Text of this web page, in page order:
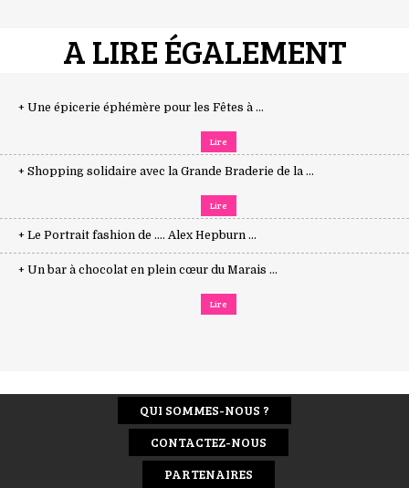
A LIRE ÉGALEMENT
+ Une épicerie éphémère pour les Fêtes à ...
Lire
+ Shopping solidaire avec la Grande Braderie de la ...
Lire
+ Le Portrait fashion de .... Alex Hepburn ...
+ Un bar à chocolat en plein cœur du Marais ...
Lire
QUI SOMMES-NOUS ?
CONTACTEZ-NOUS
PARTENAIRES